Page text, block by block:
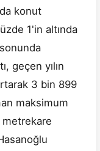
konut
1'in altında
geçen yılın
3 bin 899
maksimum
metrekare